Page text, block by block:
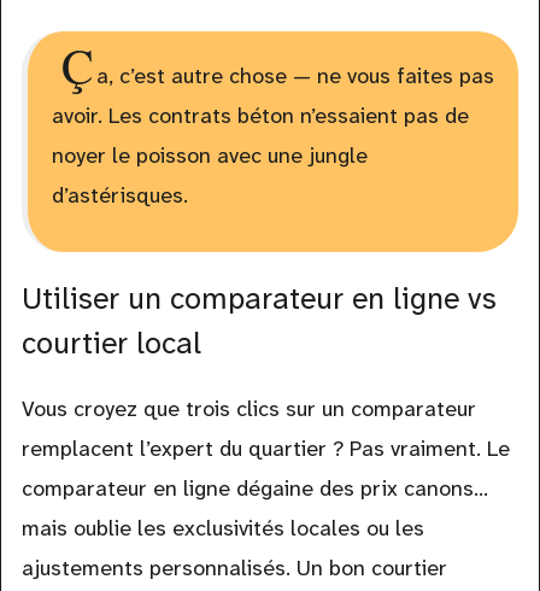
Ç a, c’est autre chose — ne vous faites pas
avoir. Les contrats béton n’essaient pas de
noyer le poisson avec une jungle
d’astérisques.
Utiliser un comparateur en ligne vs
courtier local
Vous croyez que trois clics sur un comparateur
remplacent l’expert du quartier ? Pas vraiment. Le
comparateur en ligne dégaine des prix canons…
mais oublie les exclusivités locales ou les
ajustements personnalisés. Un bon courtier